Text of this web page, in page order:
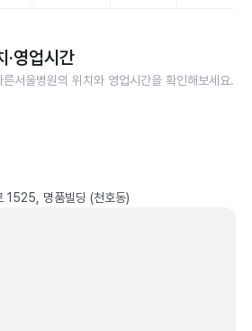
·영업시간
른서울병원의 위치와 영업시간을 확인해보세요.
1525, 명품빌딩 (천호동)